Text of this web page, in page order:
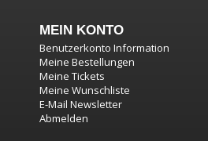
MEIN KONTO
Benutzerkonto Information
Meine Bestellungen
Meine Tickets
Meine Wunschliste
E-Mail Newsletter
Abmelden